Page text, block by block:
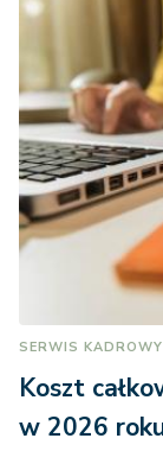
SERWIS KADROWY
Koszt
w 2026